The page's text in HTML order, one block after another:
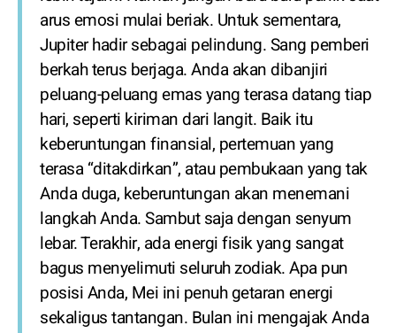
arus emosi mulai beriak. Untuk sementara,
Jupiter hadir sebagai pelindung. Sang pemberi
berkah terus berjaga. Anda akan dibanjiri
peluang-peluang emas yang terasa datang tiap
hari, seperti kiriman dari langit. Baik itu
keberuntungan finansial, pertemuan yang
terasa “ditakdirkan”, atau pembukaan yang tak
Anda duga, keberuntungan akan menemani
langkah Anda. Sambut saja dengan senyum
lebar. Terakhir, ada energi fisik yang sangat
bagus menyelimuti seluruh zodiak. Apa pun
posisi Anda, Mei ini penuh getaran energi
sekaligus tantangan. Bulan ini mengajak Anda